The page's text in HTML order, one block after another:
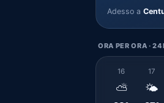
Adesso a
ORA PER ORA ·
16
⛅
17
🌤️